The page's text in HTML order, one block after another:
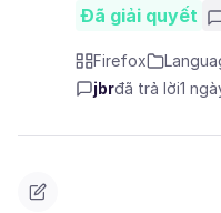
Đã giải quyết
Firefox
jbrđã trả lời1